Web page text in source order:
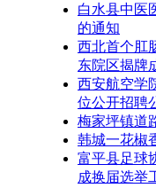
白水县中医
的通知
西北首个肛
东院区揭牌
西安航空学
位公开招聘
梅家坪镇道
韩城一花椒
富平县足球
成换届选举